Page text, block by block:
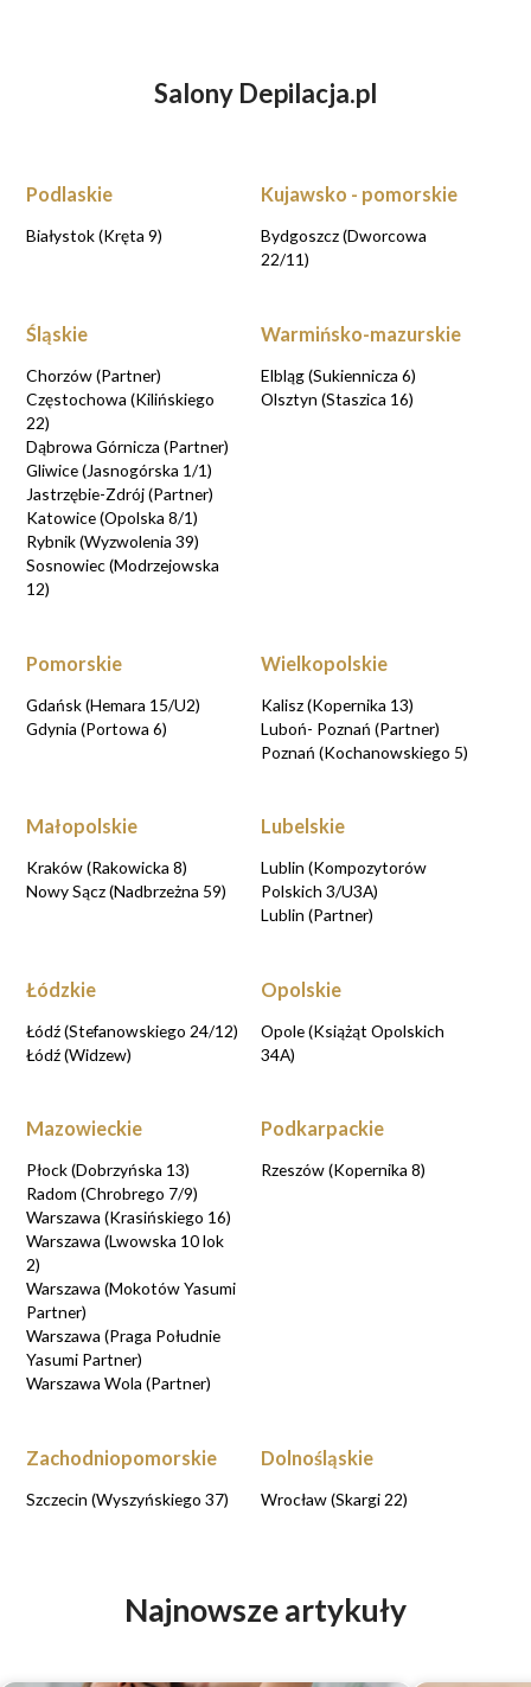
ZASTANAWIASZ SIĘ NAD DEPILACJĄ
Salony Depilacja.pl
Podlaskie
Białystok (Kręta 9)
Kujawsko - pomorskie
Bydgoszcz (Dworcowa
22/11)
Śląskie
Chorzów (Partner)
Częstochowa (Kilińskiego
22)
Dąbrowa Górnicza (Partner)
Gliwice (Jasnogórska 1/1)
Jastrzębie-Zdrój (Partner)
Katowice (Opolska 8/1)
Rybnik (Wyzwolenia 39)
Sosnowiec (Modrzejowska
12)
Warmińsko-mazurskie
Elbląg (Sukiennicza 6)
Olsztyn (Staszica 16)
Pomorskie
Gdańsk (Hemara 15/U2)
Gdynia (Portowa 6)
Wielkopolskie
Kalisz (Kopernika 13)
Luboń- Poznań (Partner)
Poznań (Kochanowskiego 5)
Małopolskie
Kraków (Rakowicka 8)
Nowy Sącz (Nadbrzeżna 59)
Lubelskie
Lublin (Kompozytorów
Polskich 3/U3A)
Lublin (Partner)
Łódzkie
Łódź (Stefanowskiego 24/12)
Łódź (Widzew)
Opolskie
Opole (Książąt Opolskich
34A)
Mazowieckie
Płock (Dobrzyńska 13)
Radom (Chrobrego 7/9)
Warszawa (Krasińskiego 16)
Warszawa (Lwowska 10 lok
2)
Warszawa (Mokotów Yasumi
Partner)
Warszawa (Praga Południe
Yasumi Partner)
Warszawa Wola (Partner)
Podkarpackie
Rzeszów (Kopernika 8)
Zachodniopomorskie
Szczecin (Wyszyńskiego 37)
Dolnośląskie
Wrocław (Skargi 22)
Najnowsze artykuły